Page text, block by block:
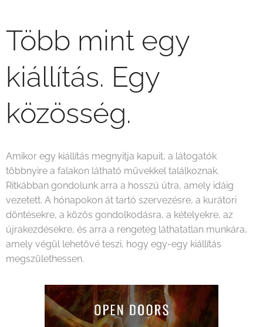
Több mint egy
kiállítás. Egy
közösség.
Amikor egy kiállítás megnyitja kapuit, a látogatók
többnyire a falakon látható művekkel találkoznak.
Ritkábban gondolunk arra a hosszú útra, amely idáig
vezetett. A hónapokon át tartó szervezésre, a kurátori
döntésekre, a közös gondolkodásra, a kételyekre, az
újrakezdésekre, és arra a rengeteg láthatatlan munkára,
amely végül lehetővé teszi, hogy egy-egy kiállítás
megszülethessen.